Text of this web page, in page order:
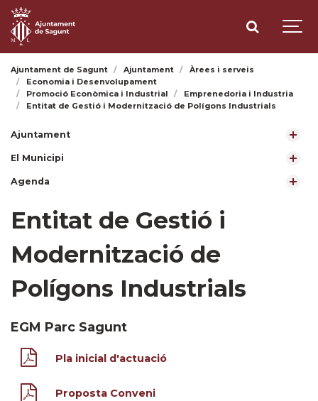
Ajuntament de Sagunt Ajuntament
Àrees i serveis
Economia i Desenvolupament
Promoció Econòmica i Industrial
Emprenedoria i Industria
Entitat de Gestió i Modernització de Polígons Industrials
Ajuntament
El Municipi
Agenda
Entitat de Gestió i
Modernització de
Polígons Industrials
EGM Parc Sagunt
Pla inicial d'actuació
Proposta Conveni